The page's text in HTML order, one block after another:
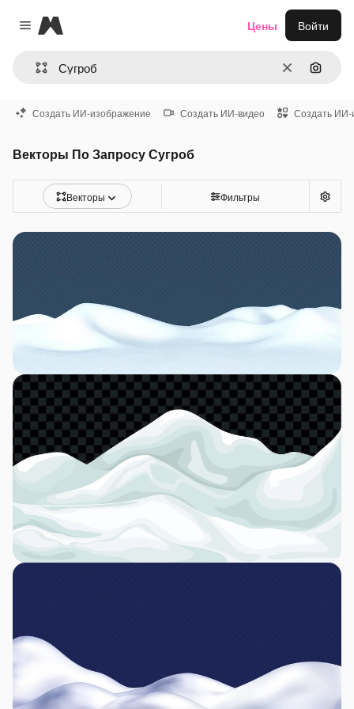
Close menu
Magnific
ОчиститьПоиск
Цены Войти
Создать ИИ-изображение Создать ИИ-видео Создать ИИ-
Векторы По Запросу Сугроб
Векторы Фильтры